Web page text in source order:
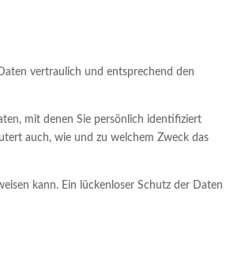
vertraulich und entsprechend den
mit denen Sie persönlich identifiziert
auch, wie und zu welchem Zweck das
kann. Ein lückenloser Schutz der Daten